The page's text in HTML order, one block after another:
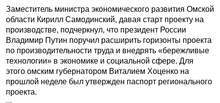
Заместитель министра экономического развития Омской
области Кирилл Самодинский, давая старт проекту на
производстве, подчеркнул, что президент России
Владимир Путин поручил расширить горизонты проекта
по производительности труда и внедрять «бережливые
технологии» в экономике и социальной сфере. Для
этого омским губернатором Виталием Хоценко на
прошлой неделе был утвержден паспорт регионального
проекта.